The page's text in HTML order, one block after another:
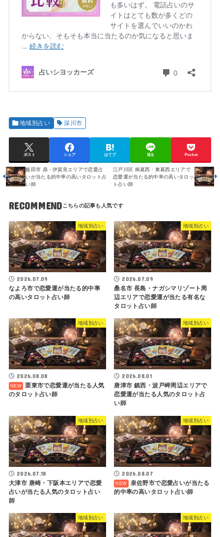
地域別占い 深川市
ポスト シェア はてブ 送る Pocket
飯田市 鼎・伊賀良エリアで恋愛占
いが当たる的中率の高いタロット占
い師
江戸川区 南葛西・東葛西エリアで
恋愛運が当たる的中率の高いタロッ
ト占い師
RECOMMEND
地域別占い
2026.07.09
なよろ市で恋愛運が当たる的中率
の高いタロット占い師
地域別占い
2026.07.09
桑名市 長島・ナガシマリゾート周
辺エリアで恋愛運が当たる有名な
タロット占い師
地域別占い
2026.08.08
栗東市で恋愛運が当たる人気
のタロット占い師
地域別占い
2026.08.01
唐津市 鎮西・波戸岬周辺エリアで
恋愛運が当たる人気のタロット占
い師
地域別占い
2026.07.18
大津市 唐崎・下阪本エリアで恋愛
占いが当たる人気のタロット占い
師
地域別占い
2026.08.07
泉佐野市で恋愛占いが当たる
的中率の高いタロット占い師
地域別占い 地域別占い